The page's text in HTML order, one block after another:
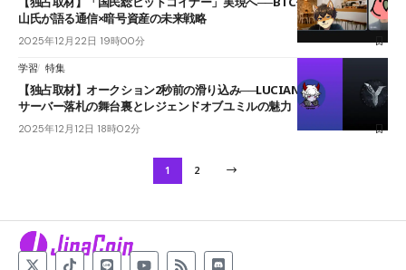
山氏が語る通信×暗号資産の未来戦略
2025年12月22日 19時00分
学習 特集
【独占取材】オークション2秒前の滑り込み──LUCIAN氏が語るISEKAI
サーバー落札の舞台裏とレジェンドオブユミルの魅力
2025年12月12日 18時02分
1 2